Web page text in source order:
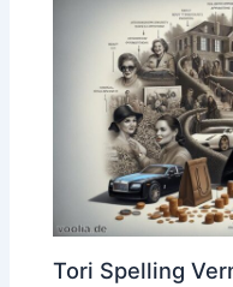
Tori Spelling